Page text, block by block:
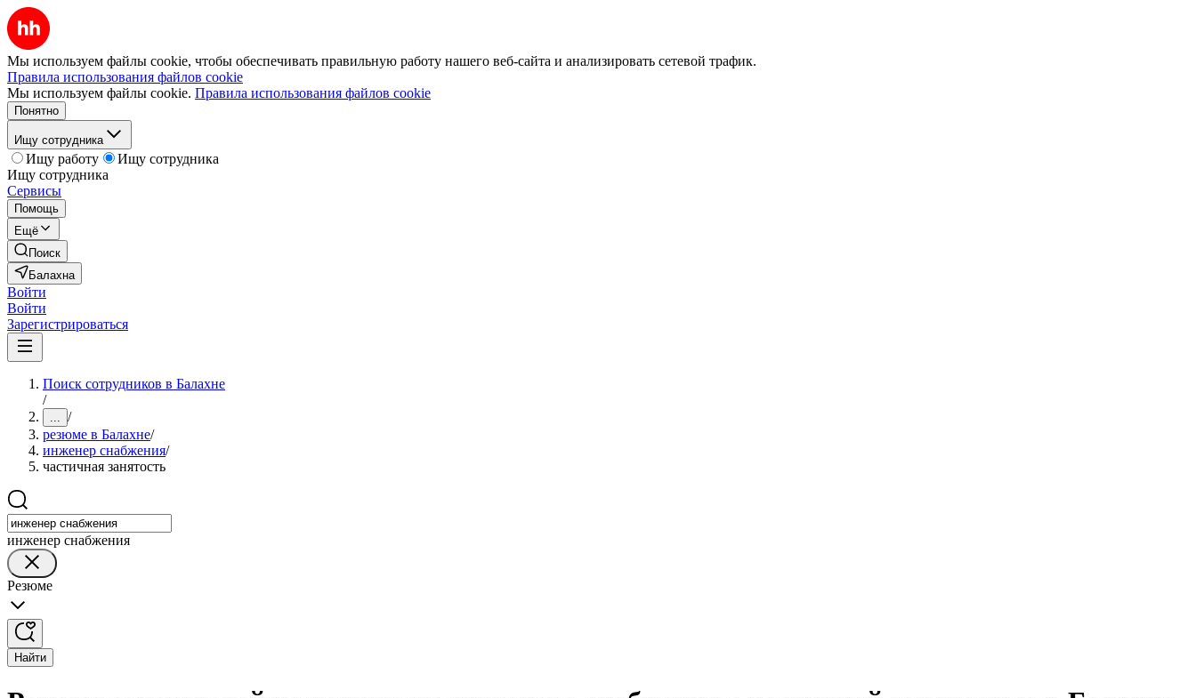
Мы используем файлы cookie, чтобы обеспечивать правильную работу нашего веб-сайта и анализировать сетевой трафик.
Правила использования файлов cookie
Мы используем файлы cookie. Правила использования файлов cookie
Понятно
Ищу сотрудника
Ищу работу
Ищу сотрудника
Ищу сотрудника
Сервисы
Помощь
Ещё
Поиск
Балахна
Войти
Войти
Зарегистрироваться
Поиск сотрудников в Балахне
/
... /
резюме в Балахне/
инженер снабжения/
частичная занятость
инженер снабжения
Резюме
Найти